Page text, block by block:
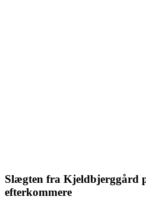
Slægten fra Kjeldbjerggård
efterkommere